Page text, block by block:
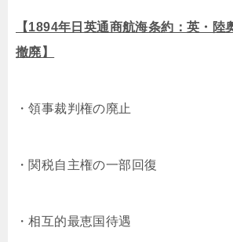
【1894年日英通商航海条約：英・陸
撤廃】
・領事裁判権の廃止
・関税自主権の一部回復
・相互的最恵国待遇